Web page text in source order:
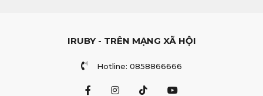
IRUBY - TRÊN MẠNG XÃ HỘI
Hotline: 0858866666